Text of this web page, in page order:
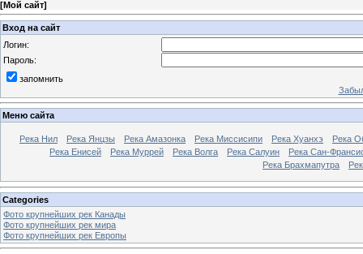
[Мой сайт]
Вход на сайт
Логин:
Пароль:
запомнить
Меню сайта
Река Нил Река Янцзы Река Амазонка Река Миссисипи Река Хуанхэ
Река
Река Енисей
Река Муррей Река Волга Река Салуин
Река Сан-
Река Брахмапутра
Categories
Фото крупнейших рек Канады
Фото крупнейших рек мира
Фото крупнейших рек Европы